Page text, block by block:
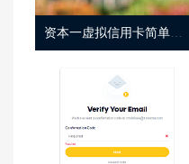
资本一虚拟信用卡简单介绍